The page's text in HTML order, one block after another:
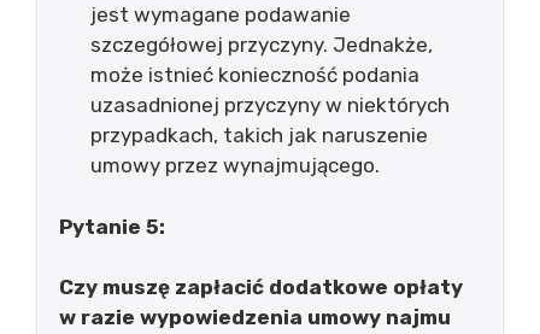
jest wymagane podawanie
szczegółowej przyczyny. Jednakże,
może istnieć konieczność podania
uzasadnionej przyczyny w niektórych
przypadkach, takich jak naruszenie
umowy przez wynajmującego.
Pytanie 5:
Czy muszę zapłacić dodatkowe opłaty
w razie wypowiedzenia umowy najmu